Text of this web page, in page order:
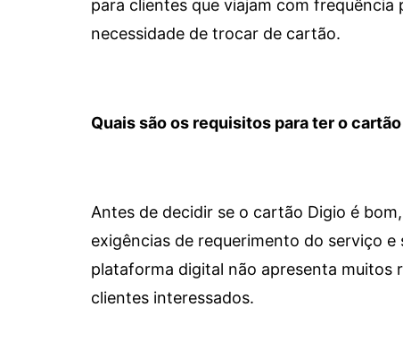
para clientes que viajam com
necessidade de trocar de cartão.
Quais são os requisitos para ter o
Antes de decidir se o cartão Digio é
exigências de requerimento do serviço
plataforma digital não apresenta muitos
clientes interessados.